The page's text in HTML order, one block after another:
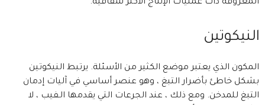
المعروفة ذات عمليات الإنتاج الأكثر شفافية.
النيكوتين
المكون الذي يعتبر موضع الكثير من الأسئلة. يرتبط النيكوتين
بشكل خاطئ بأضرار التبغ ، وهو عنصر أساسي في آليات إدمان
التبغ للمدخن. ومع ذلك ، عند الجرعات التي يقدمها الـفيب ، لا